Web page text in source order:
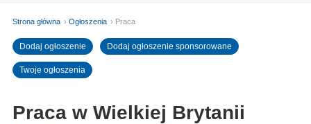
Strona główna Ogłoszenia Praca
Dodaj ogłoszenie Dodaj ogłoszenie sponsorowane
Twoje ogłoszenia
Praca w Wielkiej Brytanii